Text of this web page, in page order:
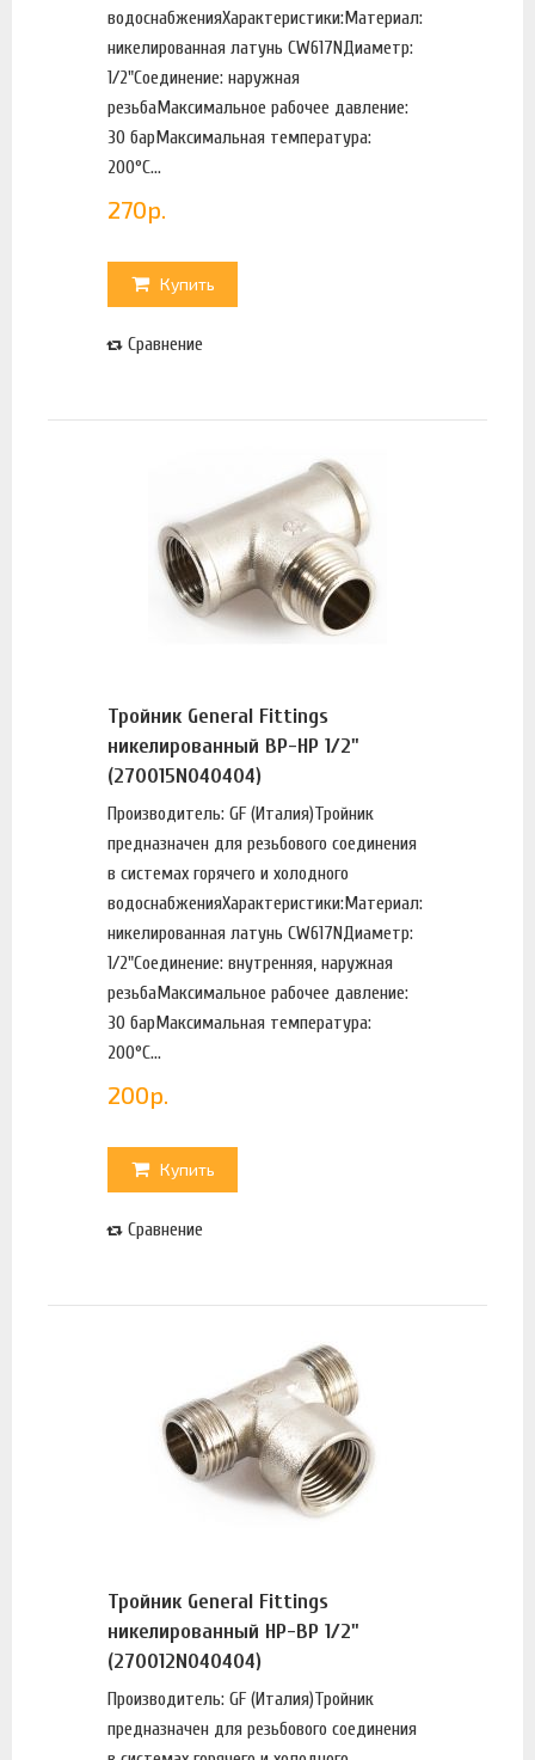
водоснабженияХарактеристики:Материал:
никелированная латунь CW617NДиаметр:
1/2"Соединение: наружная
резьбаМаксимальное рабочее давление:
30 барМаксимальная температура:
200°С...
270р.
Купить
Сравнение
Тройник General Fittings
никелированный ВР-НР 1/2"
(270015N040404)
Производитель: GF (Италия)Тройник
предназначен для резьбового соединения
в системах горячего и холодного
водоснабженияХарактеристики:Материал:
никелированная латунь CW617NДиаметр:
1/2"Соединение: внутренняя, наружная
резьбаМаксимальное рабочее давление:
30 барМаксимальная температура:
200°С...
200р.
Купить
Сравнение
Тройник General Fittings
никелированный НР-ВР 1/2"
(270012N040404)
Производитель: GF (Италия)Тройник
предназначен для резьбового соединения